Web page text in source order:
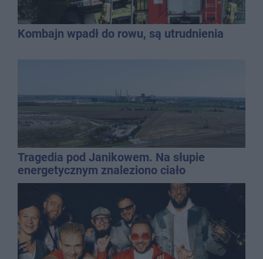
Kombajn wpadł do rowu, są utrudnienia
Tragedia pod Janikowem. Na słupie
energetycznym znaleziono ciało
mężczyzny